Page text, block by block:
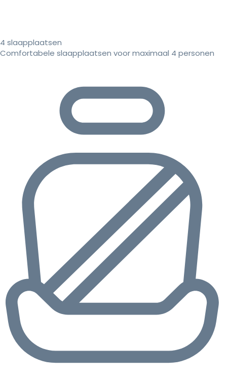
4 slaapplaatsen
Comfortabele slaapplaatsen voor maximaal 4 personen